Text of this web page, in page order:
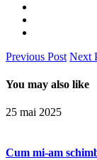
Previous Post Next
You may also like
25 mai 2025
Cum mi-am